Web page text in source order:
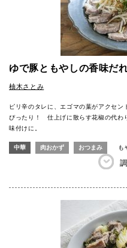
ゆで豚ともやしの香味だ
柚木さとみ
ピリ辛のタレに、エゴマの葉がアクセ
ぴったり！ 仕上げに散らす花椒の代わ
味付けに。
中華 肉おかず おつまみ も